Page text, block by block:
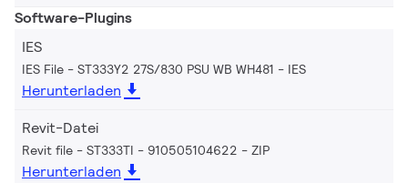
Software-Plugins
IES
IES File - ST333Y2 27S/830 PSU WB WH481 IES
Herunterladen
Revit-Datei
Revit file - ST333TI - 910505104622 ZIP
Herunterladen